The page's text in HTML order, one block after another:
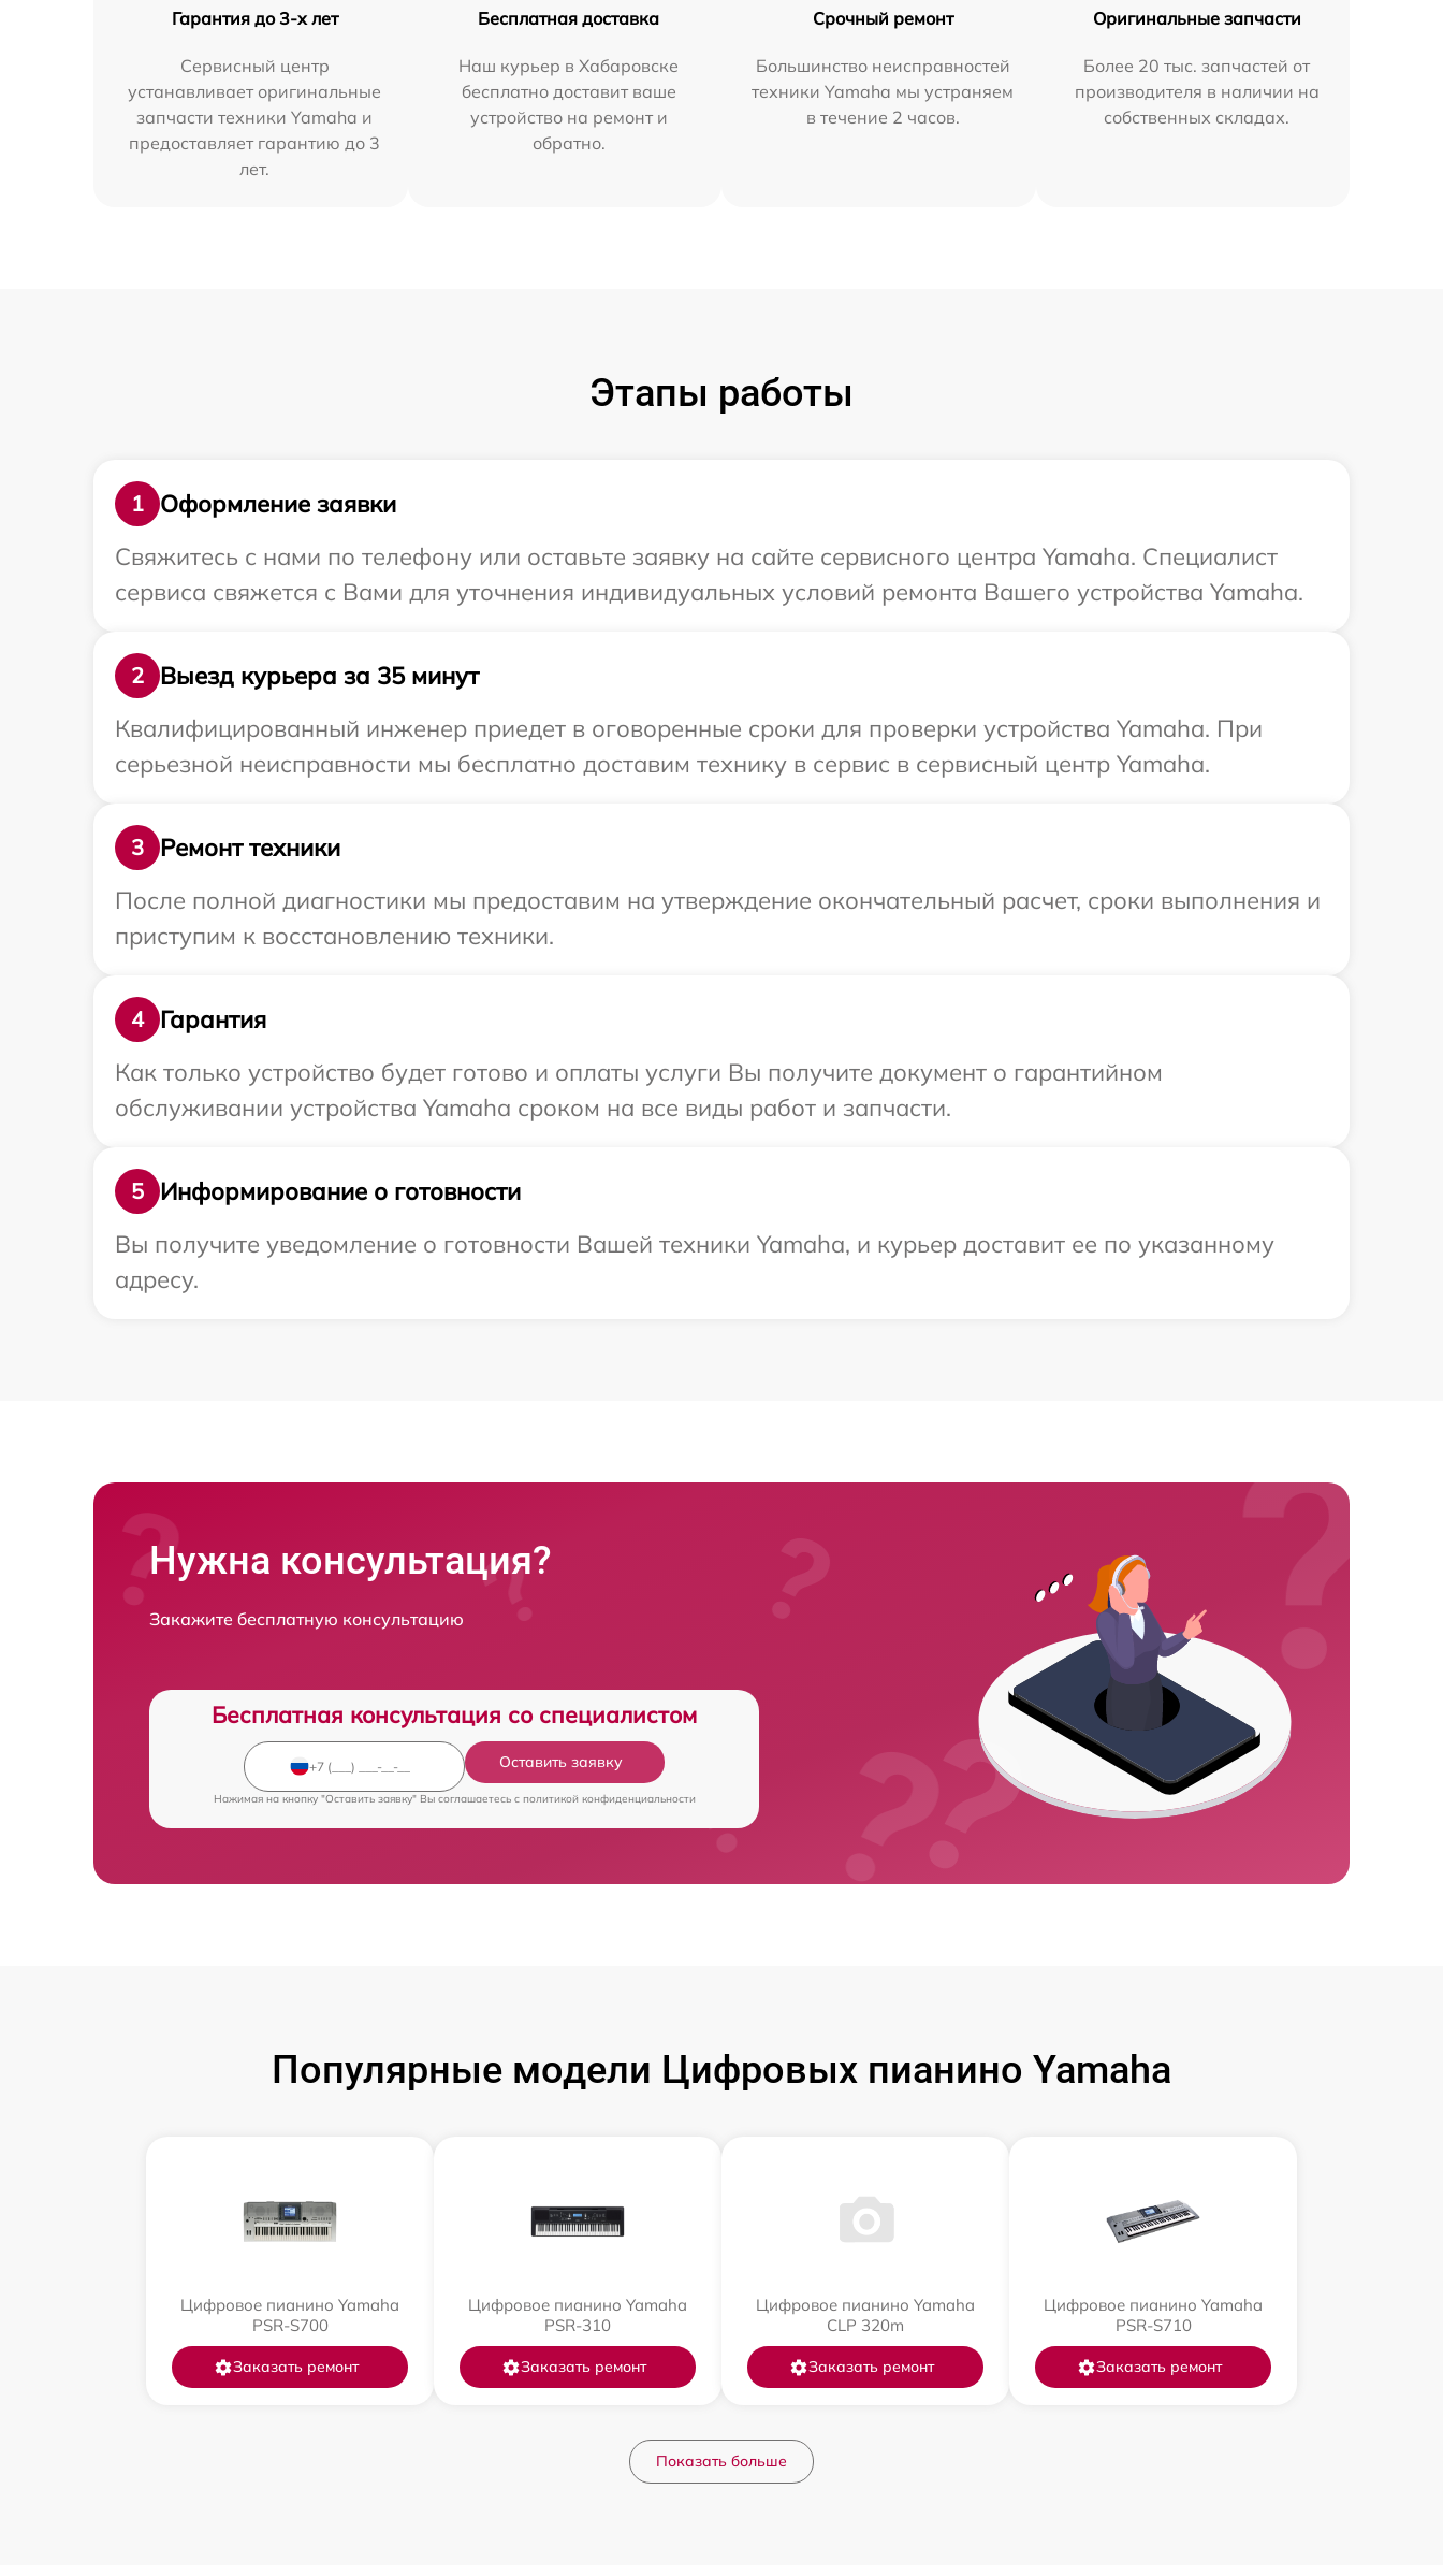
Гарантия до 3-х лет
Сервисный центр
устанавливает оригинальные
запчасти техники Yamaha и
предоставляет гарантию до 3
лет.
Бесплатная доставка
Наш курьер в Хабаровске
бесплатно доставит ваше
устройство на ремонт и
обратно.
Срочный ремонт
Большинство неисправностей
техники Yamaha мы устраняем
в течение 2 часов.
Оригинальные запчасти
Более 20 тыс. запчастей от
производителя в наличии на
собственных складах.
Этапы работы
1
Оформление заявки
Свяжитесь с нами по телефону или оставьте заявку на сайте сервисного центра Yamaha. Специалист
сервиса свяжется с Вами для уточнения индивидуальных условий ремонта Вашего устройства Yamaha.
2
Выезд курьера за 35 минут
Квалифицированный инженер приедет в оговоренные сроки для проверки устройства Yamaha. При
серьезной неисправности мы бесплатно доставим технику в сервис в сервисный центр Yamaha.
3
Ремонт техники
После полной диагностики мы предоставим на утверждение окончательный расчет, сроки выполнения и
приступим к восстановлению техники.
4
Гарантия
Как только устройство будет готово и оплаты услуги Вы получите документ о гарантийном
обслуживании устройства Yamaha сроком на все виды работ и запчасти.
5
Информирование о готовности
Вы получите уведомление о готовности Вашей техники Yamaha, и курьер доставит ее по указанному
адресу.
Нужна консультация?
Закажите бесплатную консультацию
Бесплатная консультация со специалистом
Оставить заявку
Нажимая на кнопку "Оставить заявку" Вы соглашаетесь c политикой конфиденциальности
Популярные модели Цифровых пианино Yamaha
Цифровое пианино Yamaha
PSR-S700
Заказать ремонт
Цифровое пианино Yamaha
PSR-310
Заказать ремонт
Цифровое пианино Yamaha
CLP 320m
Заказать ремонт
Цифровое пианино Yamaha
PSR-S710
Заказать ремонт
Показать больше